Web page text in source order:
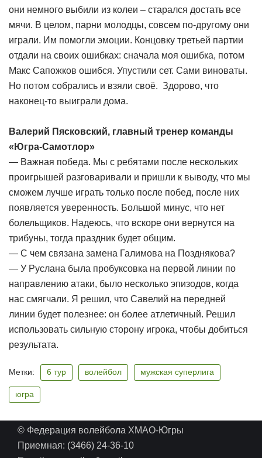
они немного выбили из колеи – старался достать все
мячи. В целом, парни молодцы, совсем по-другому они
играли. Им помогли эмоции. Концовку третьей партии
отдали на своих ошибках: сначала моя ошибка, потом
Макс Сапожков ошибся. Упустили сет. Сами виноваты.
Но потом собрались и взяли своё. Здорово, что
наконец-то выиграли дома.
Валерий Пясковский, главный тренер команды
«Югра-Самотлор»
— Важная победа. Мы с ребятами после нескольких
проигрышей разговаривали и пришли к выводу, что мы
сможем лучше играть только после побед, после них
появляется уверенность. Большой минус, что нет
болельщиков. Надеюсь, что вскоре они вернутся на
трибуны, тогда праздник будет общим.
— С чем связана замена Галимова на Позднякова?
— У Руслана была пробуксовка на первой линии по
направлению атаки, было несколько эпизодов, когда
нас смягчали. Я решил, что Савелий на передней
линии будет полезнее: он более атлетичный. Решил
использовать сильную сторону игрока, чтобы добиться
результата.
Метки: 6 тур волейбол мужская суперлига
югра
© Федерация волейбола ХМАО-Югры
Приемная: (3466) 24-36-10